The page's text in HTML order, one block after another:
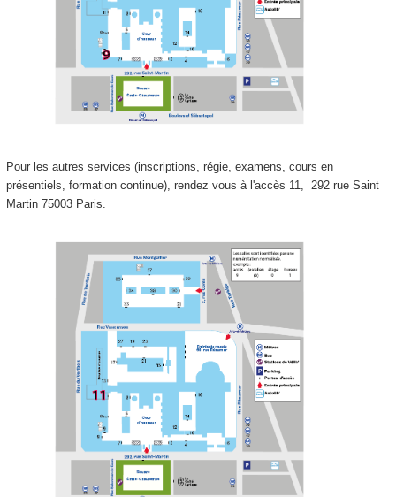
Pour les autres services (inscriptions, régie, examens, cours en
présentiels, formation continue), rendez vous à l'accès 11, 292 rue Saint
Martin 75003 Paris.